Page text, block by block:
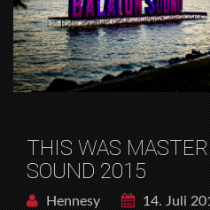
THIS WAS
SOUND 2015
Hennesy
14. Juli